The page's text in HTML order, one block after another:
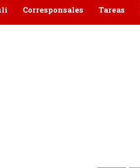
Corresponsales Tareas